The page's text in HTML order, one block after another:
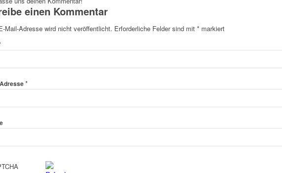
einen Kommentar
Mail-Adresse wird nicht veröffentlicht. Erforderliche Felder sind mit * markiert
*